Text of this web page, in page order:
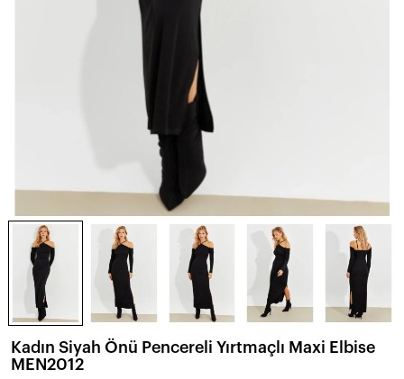
Kadın Siyah Önü Pencereli Yırtmaçlı Maxi Elbise
MEN2012